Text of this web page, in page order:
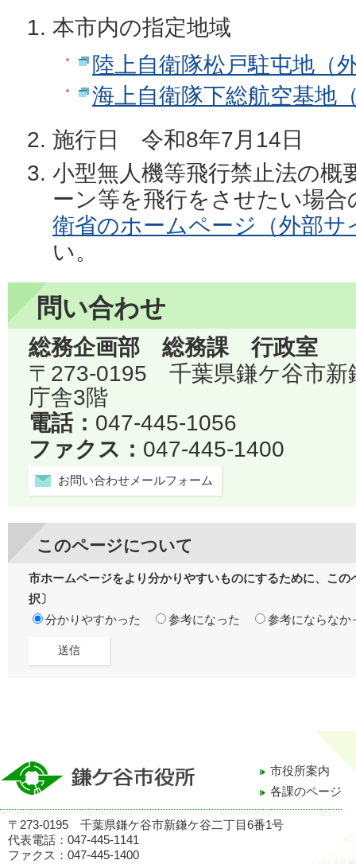
本市内の指定地域
陸上自衛隊松戸駐屯地（
海上自衛隊下総航空基地
施行日 令和8年7月14日
小型無人機等飛行禁止法の概
ーン等を飛行をさせたい場
衛省のホームページ（外部サ
い。
問い合わせ
総務企画部 総務課 行政室
〒273-0195 千葉県鎌ケ谷市
庁舎3階
電話： 047-445-1056
ファクス： 047-445-1400
お問い合わせメールフォーム
このページについて
市ホームページをより分かりやすいものにするために、こ
択〕
分かりやすかった
参考になった 参考にならなか
市役所案内
各課のページ
〒273-0195 千葉県鎌ケ谷市新鎌ケ谷二丁目6番1号
代表電話：047-445-1141
ファクス：047-445-1400